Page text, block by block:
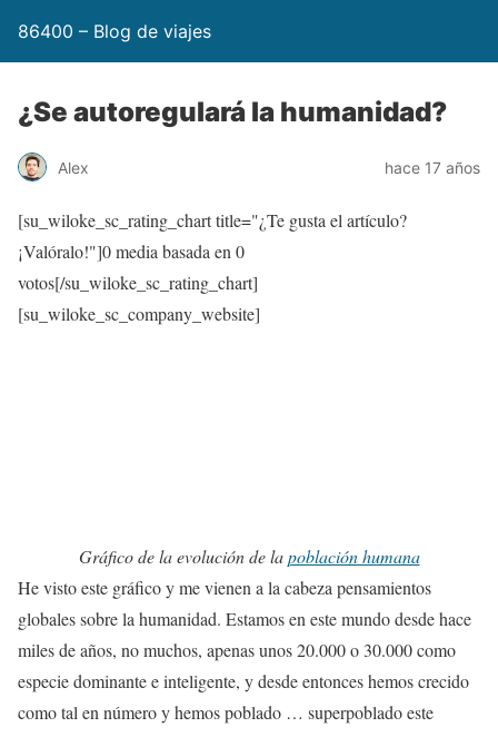
86400 – Blog de viajes
¿Se autoregulará la humanidad?
Alex hace 17 años
[su_wiloke_sc_rating_chart title="¿Te gusta el artículo?
¡Valóralo!"]0media basada en 0
votos[/su_wiloke_sc_rating_chart]
[su_wiloke_sc_company_website]
Gráfico de la evolución de lapoblación humana
He visto este gráfico y me vienen a la cabeza pensamientos
globales sobre la humanidad. Estamos en este mundo desde hace
miles de años, no muchos, apenas unos 20.000 o 30.000 como
especie dominante e inteligente, y desde entonces hemos crecido
como tal en número y hemos poblado … superpoblado este